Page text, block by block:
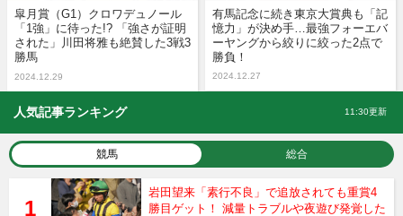
皐月賞（G1）クロワデュノール
「1強」に待った!? 「強さが証明
された」川田将雅も絶賛した3戦3
勝馬
2024.12.29
有馬記念に続き東京大賞典も「記
憶力」が決め手…最強フォーエバ
ーヤングから絞りに絞った2点で
勝負！
2024.12.27
人気記事ランキング 11:30更新
競馬 総合
岩田望来「素行不良」で追放されても重賞4
勝目ゲット！ 減量トラブルや夜遊び発覚した